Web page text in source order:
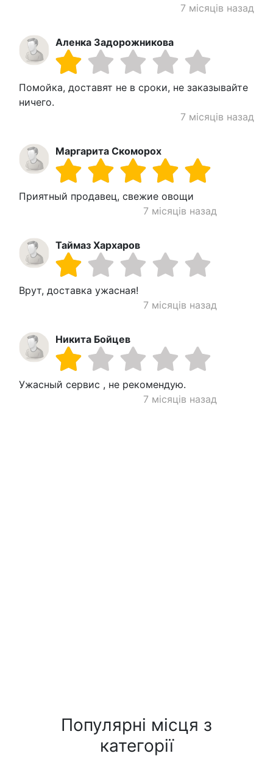
7 місяців назад
Аленка Задорожникова
Помойка, доставят не в сроки, не заказывайте
ничего.
7 місяців назад
Маргарита Скоморох
Приятный продавец, свежие овощи
7 місяців назад
Таймаз Хархаров
Врут, доставка ужасная!
7 місяців назад
Никита Бойцев
Ужасный сервис , не рекомендую.
7 місяців назад
Популярні місця з
категорії